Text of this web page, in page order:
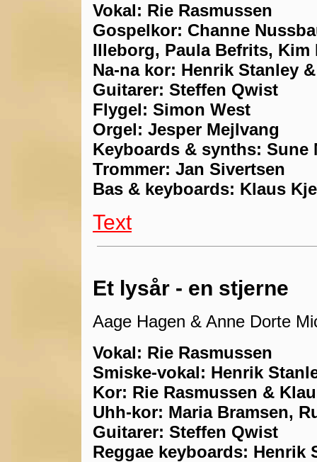
Vokal: Rie Rasmussen
Gospelkor: Channe
Illeborg, Paula Befrits, Kim
Na-na kor: Henrik Stanley
Guitarer: Steffen Qwist
Flygel: Simon West
Orgel: Jesper Mejlvang
Keyboards & synths: Sune
Trommer: Jan Sivertsen
Bas & keyboards: Klaus
Text
Et lysår - en stjerne
Aage Hagen & Anne Dorte
Vokal: Rie Rasmussen
Smiske-vokal: Henrik
Kor: Rie Rasmussen &
Uhh-kor: Maria Bramsen,
Guitarer: Steffen Qwist
Reggae keyboards: Henrik